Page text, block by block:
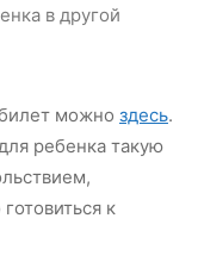
в другой
можно здесь.
ребенка такую
к